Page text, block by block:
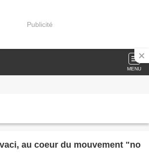
Publicité
MENU
au coeur du mouvement "no